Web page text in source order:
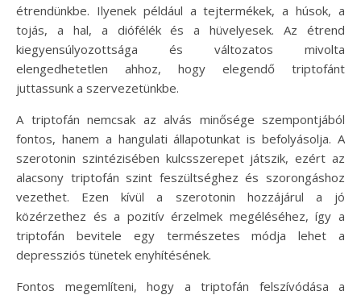
étrendünkbe. Ilyenek például a tejtermékek, a húsok, a
tojás, a hal, a diófélék és a hüvelyesek. Az étrend
kiegyensúlyozottsága és változatos mivolta
elengedhetetlen ahhoz, hogy elegendő triptofánt
juttassunk a szervezetünkbe.
A triptofán nemcsak az alvás minősége szempontjából
fontos, hanem a hangulati állapotunkat is befolyásolja. A
szerotonin szintézisében kulcsszerepet játszik, ezért az
alacsony triptofán szint feszültséghez és szorongáshoz
vezethet. Ezen kívül a szerotonin hozzájárul a jó
közérzethez és a pozitív érzelmek megéléséhez, így a
triptofán bevitele egy természetes módja lehet a
depressziós tünetek enyhítésének.
Fontos megemlíteni, hogy a triptofán felszívódása a